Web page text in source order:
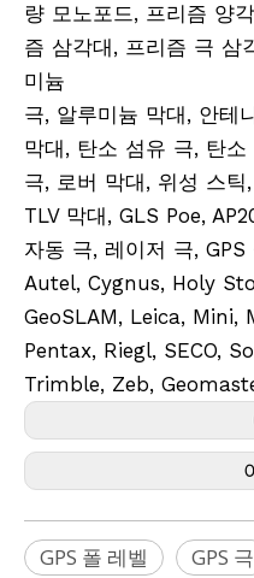
량 모노포드, 프리즘 양
즘 삼각대, 프리즘 극 삼
미늄
극, 알루미늄 막대, 안테
막대, 탄소 섬유 극, 탄
극, 로버 막대, 위성 스
TLV 막대, GLS Poe,
자동 극, 레이저 극,
Autel, Cygnus, Holy
GeoSLAM, Leica, Mini,
Pentax, Riegl, SECO,
Trimble, Zeb,
GPS 폴 레벨 GPS 극